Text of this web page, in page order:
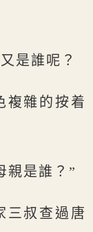
是誰呢？
複雜的按着
親是誰？”
三叔查過唐